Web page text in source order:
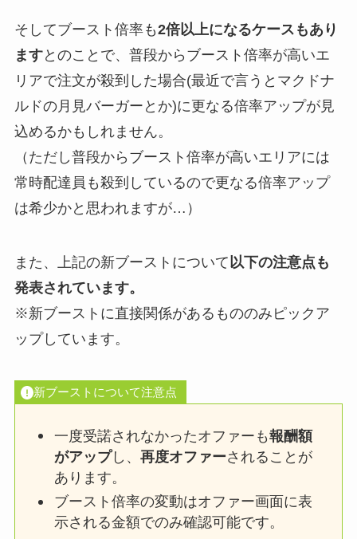
そしてブースト倍率も2倍以上になるケースもあり
ますとのことで、普段からブースト倍率が高いエ
リアで注文が殺到した場合(最近で言うとマクドナ
ルドの月見バーガーとか)に更なる倍率アップが見
込めるかもしれません。
（ただし普段からブースト倍率が高いエリアには
常時配達員も殺到しているので更なる倍率アップ
は希少かと思われますが…）
また、上記の新ブーストについて 以下の注意点も
発表されています。
※新ブーストに直接関係があるもののみピックア
ップしています。
新ブーストについて注意点
一度受諾されなかったオファーも報酬額
がアップし、再度オファーされることが
あります。
ブースト倍率の変動はオファー画面に表
示される金額でのみ確認可能です。